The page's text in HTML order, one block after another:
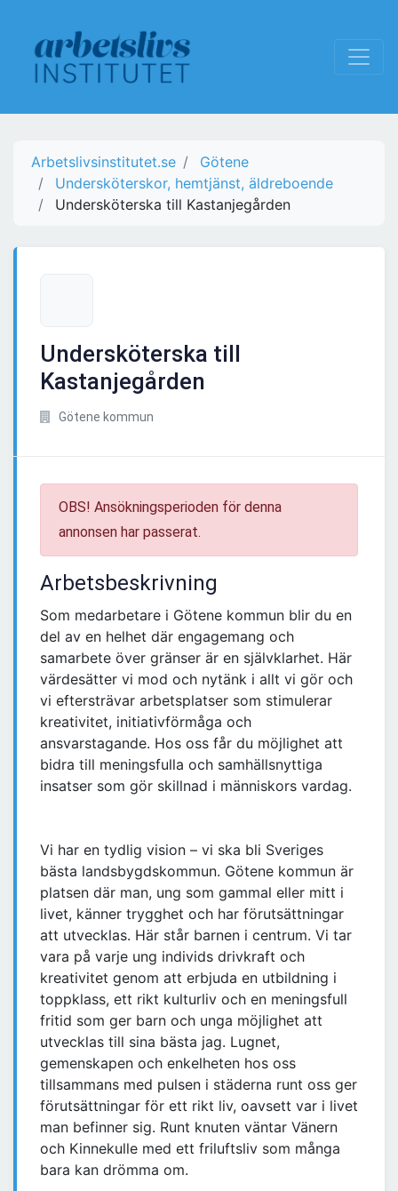
Arbetslivsinstitutet.se
Götene
Undersköterskor, hemtjänst, äldreboende
Undersköterska till Kastanjegården
Undersköterska till
Kastanjegården
Götene kommun
OBS! Ansökningsperioden för denna
annonsen har passerat.
Arbetsbeskrivning
Som medarbetare i Götene kommun blir du en
del av en helhet där engagemang och
samarbete över gränser är en självklarhet. Här
värdesätter vi mod och nytänk i allt vi gör och
vi eftersträvar arbetsplatser som stimulerar
kreativitet, initiativförmåga och
ansvarstagande. Hos oss får du möjlighet att
bidra till meningsfulla och samhällsnyttiga
insatser som gör skillnad i människors vardag.
Vi har en tydlig vision – vi ska bli Sveriges
bästa landsbygdskommun. Götene kommun är
platsen där man, ung som gammal eller mitt i
livet, känner trygghet och har förutsättningar
att utvecklas. Här står barnen i centrum. Vi tar
vara på varje ung individs drivkraft och
kreativitet genom att erbjuda en utbildning i
toppklass, ett rikt kulturliv och en meningsfull
fritid som ger barn och unga möjlighet att
utvecklas till sina bästa jag. Lugnet,
gemenskapen och enkelheten hos oss
tillsammans med pulsen i städerna runt oss ger
förutsättningar för ett rikt liv, oavsett var i livet
man befinner sig. Runt knuten väntar Vänern
och Kinnekulle med ett friluftsliv som många
bara kan drömma om.